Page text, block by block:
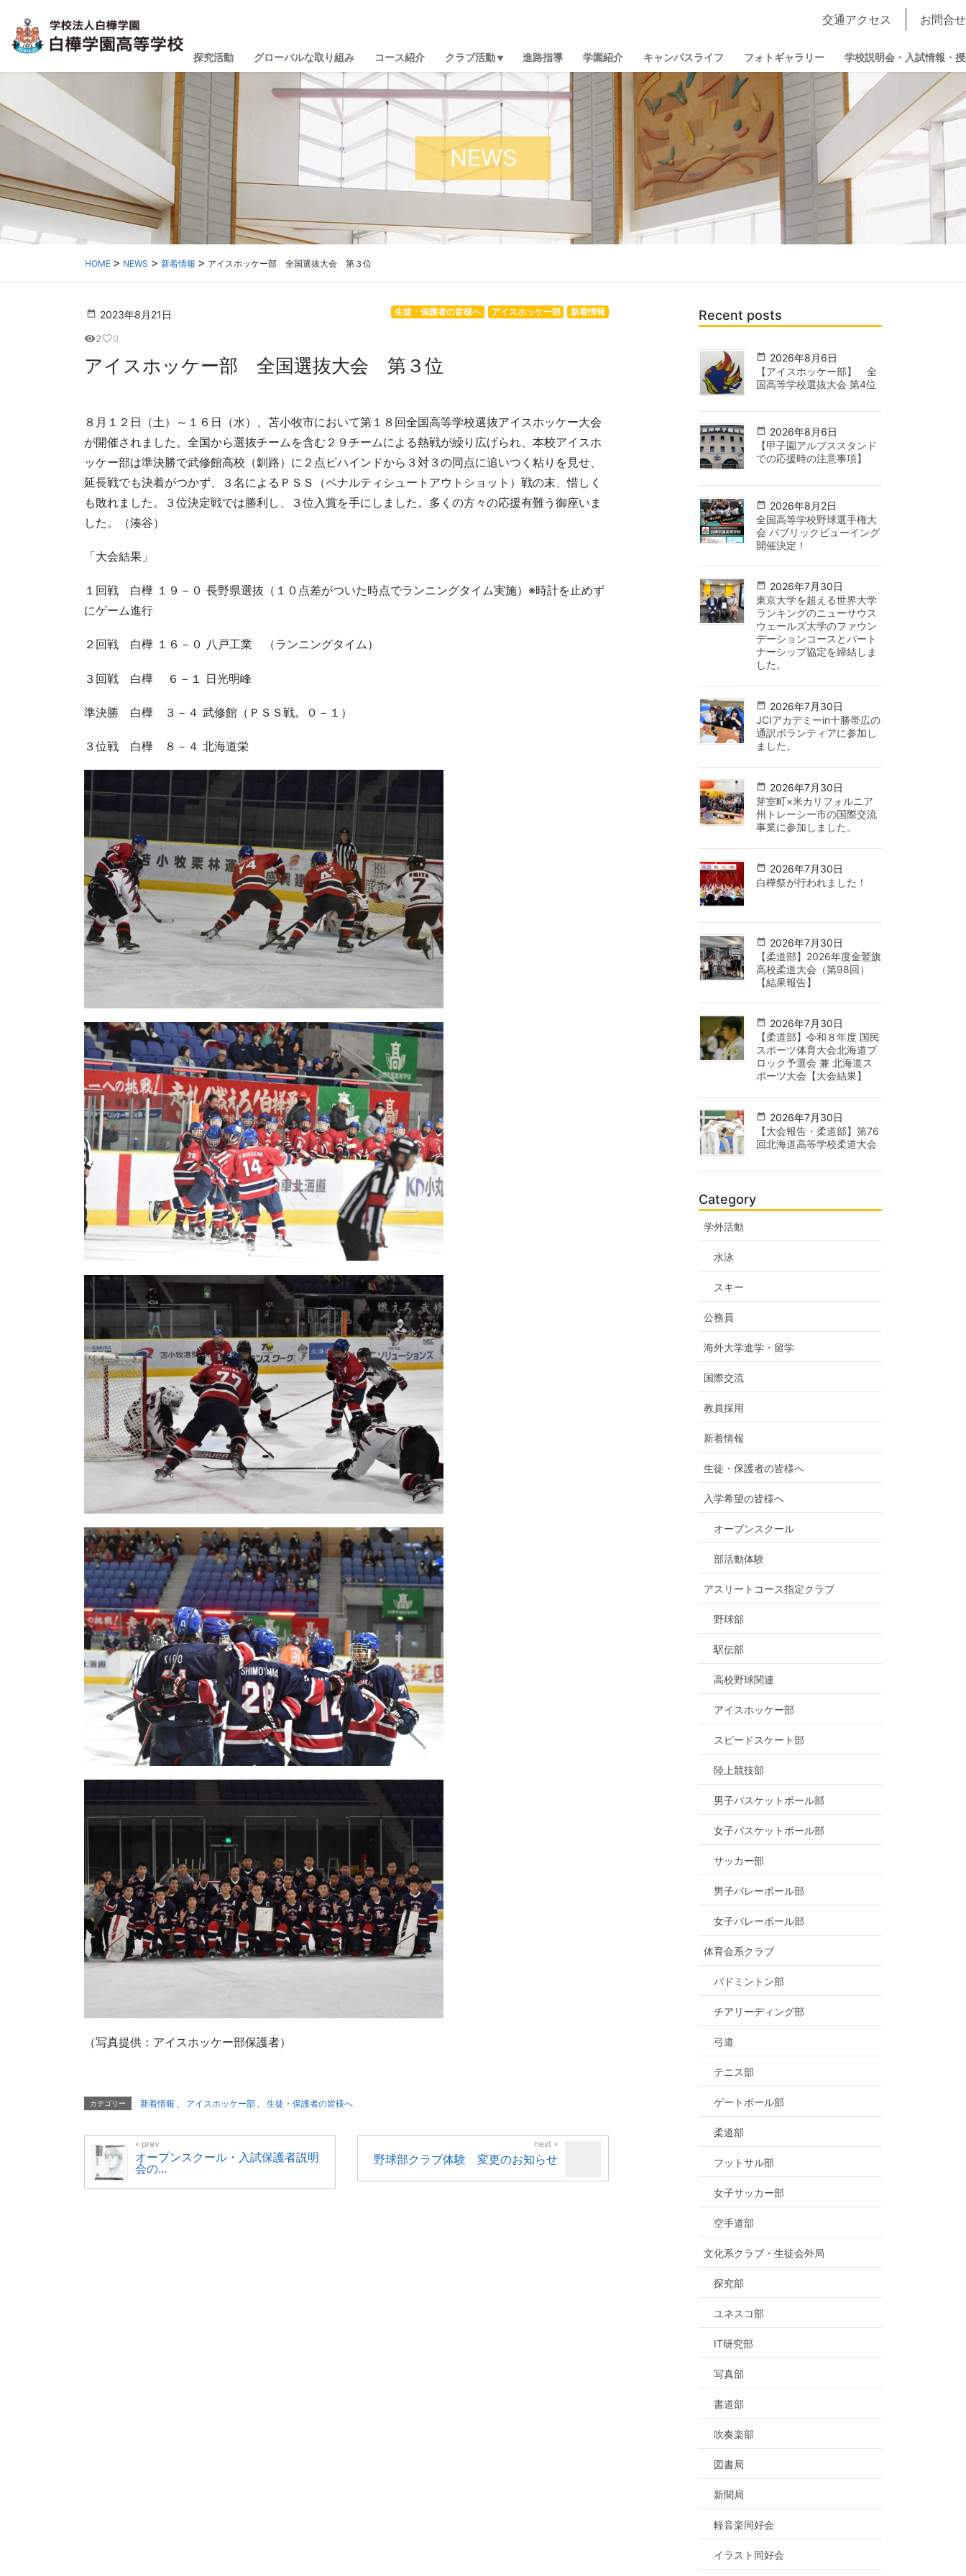
交通アクセス お問合せ
探究活動 グローバルな取り組み コース紹介 クラブ活動 進路指導 学園紹介 キャンパスライフ フォトギャラリー 学校説明会・入試情報・
NEWS
HOME NEWS 新着情報 アイスホッケー部 全国選抜大会 第３位
2023年8月21日 新着情報
アイスホッケー部
生徒・保護者の皆様へ
visibility2favorite_border0
アイスホッケー部 全国選抜大会 第３位
８月１２日（土）～１６日（水）、苫小牧市において第１８回全国高等学校選抜アイスホッケー大会
が開催されました。全国から選抜チームを含む２９チームによる熱戦が繰り広げられ、本校アイスホ
ッケー部は準決勝で武修館高校（釧路）に２点ビハインドから３対３の同点に追いつく粘りを見せ、
延長戦でも決着がつかず、３名によるＰＳＳ（ペナルティシュートアウトショット）戦の末、惜しく
も敗れました。３位決定戦では勝利し、３位入賞を手にしました。多くの方々の応援有難う御座いま
した。（湊谷）
「大会結果」
１回戦 白樺 １９－０ 長野県選抜（１０点差がついた時点でランニングタイム実施）※時計を止めず
にゲーム進行
２回戦 白樺 １６－０ 八戸工業 （ランニングタイム）
３回戦 白樺 ６－１ 日光明峰
準決勝 白樺 ３－４ 武修館（ＰＳＳ戦。０－１）
３位戦 白樺 ８－４ 北海道栄
（写真提供：アイスホッケー部保護者）
カテゴリー 新着情報 、 アイスホッケー部 、 生徒・保護者の皆様へ
オープンスクール・入試保護者説明
会の...
野球部クラブ体験 変更のお知らせ
Recent posts
2026年8月6日
【アイスホッケー部】 全
国高等学校選抜大会 第4位
2026年8月6日
【甲子園アルプススタンド
での応援時の注意事項】
2026年8月2日
全国高等学校野球選手権大
会 パブリックビューイング
開催決定！
2026年7月30日
東京大学を超える世界大学
ランキングのニューサウス
ウェールズ大学のファウン
デーションコースとパート
ナーシップ協定を締結しま
した。
2026年7月30日
JCIアカデミーin十勝帯広の
通訳ボランティアに参加し
ました。
2026年7月30日
芽室町×米カリフォルニア
州トレーシー市の国際交流
事業に参加しました。
2026年7月30日
白樺祭が行われました！
2026年7月30日
【柔道部】2026年度金鷲旗
高校柔道大会（第98回）
【結果報告】
2026年7月30日
【柔道部】令和８年度 国民
スポーツ体育大会北海道ブ
ロック予選会 兼 北海道ス
ポーツ大会【大会結果】
2026年7月30日
【大会報告・柔道部】第76
回北海道高等学校柔道大会
Category
学外活動
水泳
スキー
公務員
海外大学進学・留学
国際交流
教員採用
新着情報
生徒・保護者の皆様へ
入学希望の皆様へ
オープンスクール
部活動体験
アスリートコース指定クラブ
野球部
駅伝部
高校野球関連
アイスホッケー部
スピードスケート部
陸上競技部
男子バスケットボール部
女子バスケットボール部
サッカー部
男子バレーボール部
女子バレーボール部
体育会系クラブ
バドミントン部
チアリーディング部
弓道
テニス部
ゲートボール部
柔道部
フットサル部
女子サッカー部
空手道部
文化系クラブ・生徒会外局
探究部
ユネスコ部
IT研究部
写真部
書道部
吹奏楽部
図書局
新聞局
軽音楽同好会
イラスト同好会